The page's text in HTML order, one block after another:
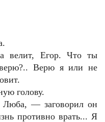
велит, Егор. Что ты
Верю я или не
голову.
Люба, — заговорил он
противно врать... Я